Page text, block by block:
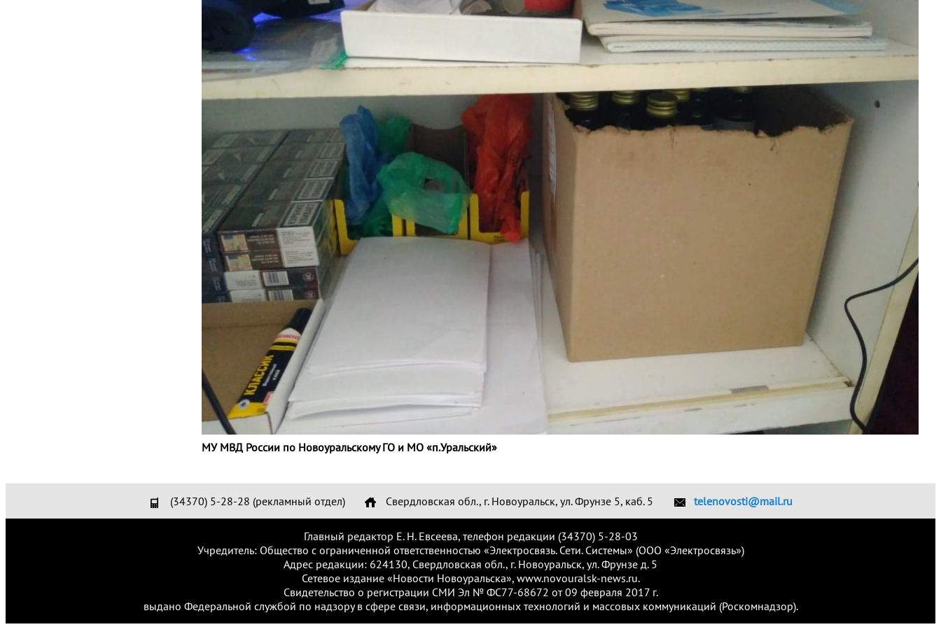
МУ МВД России по Новоуральскому ГО и МО «п.Уральский»
(34370) 5-28-28 (рекламный отдел) Свердловская обл., г. Новоуральск, ул. Фрунзе 5, каб. 5 telenovosti@mail.ru
Главный редактор Е. Н. Евсеева, телефон редакции (34370) 5-28-03
Учредитель: Общество с ограниченной ответственностью «Электросвязь. Сети. Системы» (ООО «Электросвязь»)
Адрес редакции: 624130, Свердловская обл., г. Новоуральск, ул. Фрунзе д. 5
Сетевое издание «Новости Новоуральска», www.novouralsk-news.ru.
Свидетельство о регистрации СМИ Эл № ФС77-68672 от 09 февраля 2017 г.
выдано Федеральной службой по надзору в сфере связи, информационных технологий и массовых коммуникаций (Роскомнадзор).